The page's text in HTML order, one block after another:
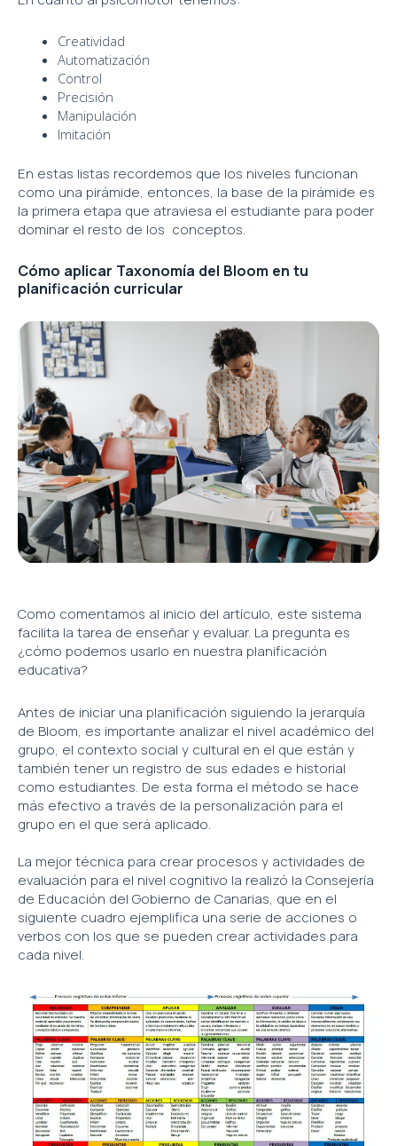
Creatividad
Automatización
Control
Precisión
Manipulación
Imitación
En estas listas recordemos que los niveles funcionan
como una pirámide, entonces, la base de la pirámide es
la primera etapa que atraviesa el estudiante para poder
dominar el resto de los conceptos.
Cómo aplicar Taxonomía del Bloom en tu
planificación curricular
Como comentamos al inicio del artículo, este sistema
facilita la tarea de enseñar y evaluar. La pregunta es
¿cómo podemos usarlo en nuestra planificación
educativa?
Antes de iniciar una planificación siguiendo la jerarquía
de Bloom, es importante analizar el nivel académico del
grupo, el contexto social y cultural en el que están y
también tener un registro de sus edades e historial
como estudiantes. De esta forma el método se hace
más efectivo a través de la personalización para el
grupo en el que será aplicado.
La mejor técnica para crear procesos y actividades de
evaluación para el nivel cognitivo la realizó la Consejería
de Educación del Gobierno de Canarias, que en el
siguiente cuadro ejemplifica una serie de acciones o
verbos con los que se pueden crear actividades para
cada nivel.